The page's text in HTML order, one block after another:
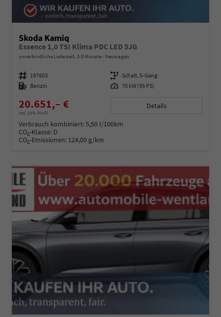
Skoda Kamiq
Essence 1,0 TSI Klima PDC LED 5JG
unverbindliche Lieferzeit: 3-5 Monate Neuwagen
Fahrzeugnummer 197603 Getriebe Schalt. 5-Gang
Kraftstoff Benzin Leistung 70 kW (95 PS)
20.651,– €
incl. 19% MwSt.
Details
Verbrauch kombiniert:5,50 l/100km
CO2-Klasse: D
CO2-Emissionen: 124,00 g/km